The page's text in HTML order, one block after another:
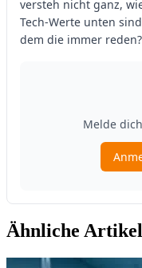
Ähnliche Artikel